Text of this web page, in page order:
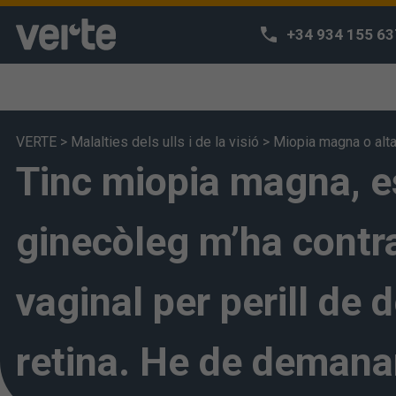
+34 934 155
VERTE > Malalties dels ulls i de la visió > Miopia magna o
Tinc miopia magna,
ginecòleg m’ha
vaginal per perill de
retina. He de
Utilitzem
navegació i
accedir a la
s'entén que
configurar-les